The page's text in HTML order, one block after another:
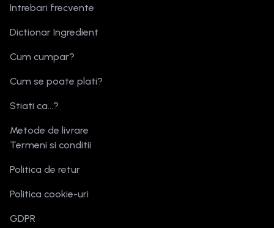
Intrebari frecvente
Dictionar Ingredient
Cum cumpar?
Cum se poate plati?
Stiati ca...?
Metode de livrare
Termeni si conditii
Politica de retur
Politica cookie-uri
GDPR